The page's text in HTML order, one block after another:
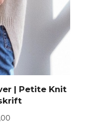
| Petite Knit